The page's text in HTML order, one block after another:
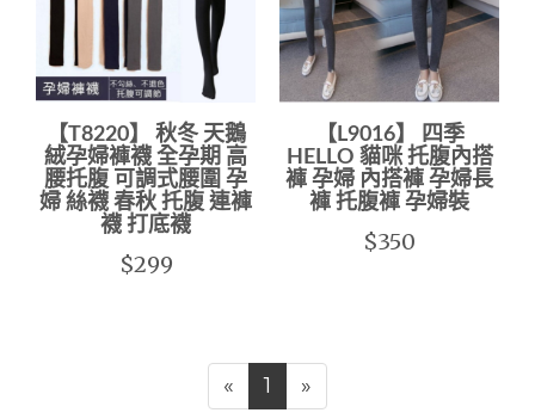
【T8220】 秋冬 天鵝
絨孕婦褲襪 全孕期 高
腰托腹 可調式腰圍 孕
婦 絲襪 春秋 托腹 連褲
襪 打底襪
$299
【L9016】 四季
HELLO 貓咪 托腹內搭
褲 孕婦 內搭褲 孕婦長
褲 托腹褲 孕婦裝
$350
« 1 »